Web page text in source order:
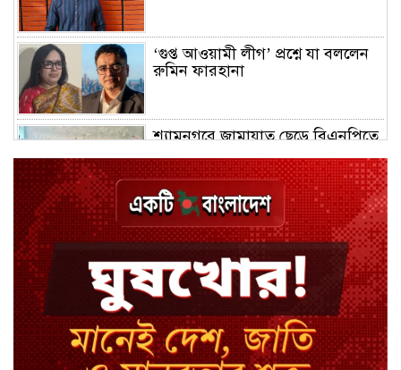
‘গুপ্ত আওয়ামী লীগ’ প্রশ্নে যা বললেন
রুমিন ফারহানা
শ্যামনগরে জামায়াত ছেড়ে বিএনপিতে
ঢাকায় হালকা বৃষ্টির সম্ভাবনা, বাড়তে
পারে তাপমাত্রা
মন্ত্রী-এমপিদের উপস্থিতিতে ইউএনওর
আইফোন চুরি